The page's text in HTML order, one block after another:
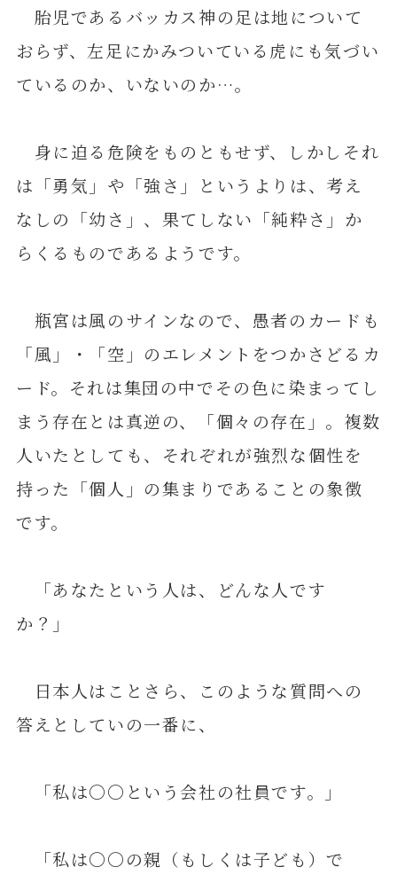
胎児であるバッカス神の足は地について
おらず、左足にかみついている虎にも気づい
ているのか、いないのか…。
身に迫る危険をものともせず、しかしそれ
は「勇気」や「強さ」というよりは、考え
なしの「幼さ」、果てしない「純粋さ」か
らくるものであるようです。
瓶宮は風のサインなので、愚者のカードも
「風」・「空」のエレメントをつかさどるカ
ード。それは集団の中でその色に染まってし
まう存在とは真逆の、「個々の存在」。複数
人いたとしても、それぞれが強烈な個性を
持った「個人」の集まりであることの象徴
です。
「あなたという人は、どんな人です
か？」
日本人はことさら、このような質問への
答えとしていの一番に、
「私は〇〇という会社の社員です。」
「私は〇〇の親（もしくは子ども）で